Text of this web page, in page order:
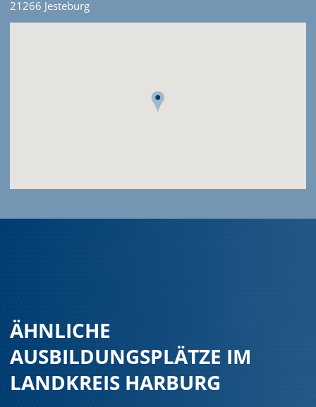
21266 Jesteburg
ÄHNLICHE
AUSBILDUNGSPLÄTZE IM
LANDKREIS HARBURG